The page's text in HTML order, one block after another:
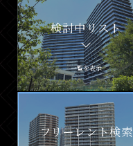
検討中リスト
一覧を表示
フリーレント検索